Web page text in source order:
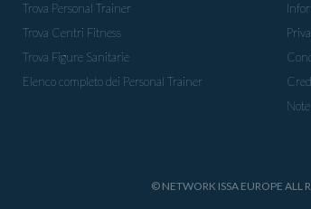
Trova Personal Trainer
Trova Centri Fitness
Trova Figure Sanitarie
Elenco completo dei Personal Trainer
© NETWORK ISSA EUROPE ALL